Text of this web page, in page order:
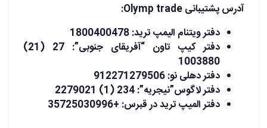
آدرس پشتیبانی
دفتر ویتنام الیمپ ترید: 1800400478
دفتر کیپ تاون “آفریقای جنوبی”: 27 (21)
1003880
دفتر دهلی نو: 912271279506
دفتر لاگوس”نیجریه”: 234 (1) 2279021
دفتر المیپ ترید در قبرس: +35725030996